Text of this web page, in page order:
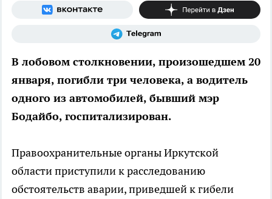
В лобовом столкновении, произошедшем 20
января, погибли три человека, а водитель
одного из автомобилей, бывший мэр
Бодайбо, госпитализирован.
Правоохранительные органы Иркутской
области приступили к расследованию
обстоятельств аварии, приведшей к гибели